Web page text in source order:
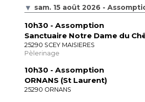
sam. 15 août 2026 -
10h30 - Assomption
Sanctuaire Notre Dame du
25290 SCEY MAISIERES
Pèlerinage
10h30 - Assomption
ORNANS (St Laurent)
25290 ORNANS